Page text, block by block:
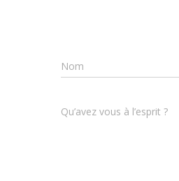
Nom
Qu’avez vous à l’esprit ?